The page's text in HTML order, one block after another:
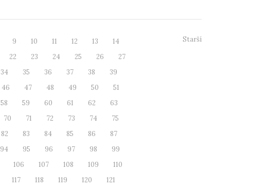
9 10 11 12 13
14
22 23 24 25 26
27
34 35 36 37 38
39
46 47 48 49 50
51
58 59 60 61 62
63
70 71 72 73 74
75
82 83 84 85 86
87
94 95 96 97 98
99
106 107 108 109
110
117 118 119 120
121
Starší